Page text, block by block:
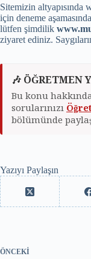
Sitemizin altyapısında
için deneme
lütfen şimdilik
ziyaret ediniz.
🎶 ÖĞRETMEN
Bu konu
sorularınızı
bölümünde
Yazıyı Paylaşın
ÖNCEKI